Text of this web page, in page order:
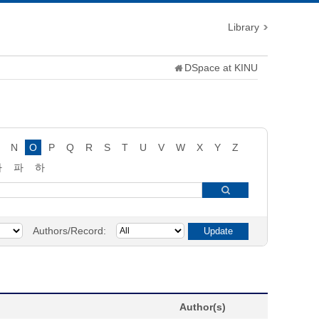
Library
DSpace at KINU
N O P Q R S T U V W X Y
Z
파
하
Authors/Record:
Author(s)